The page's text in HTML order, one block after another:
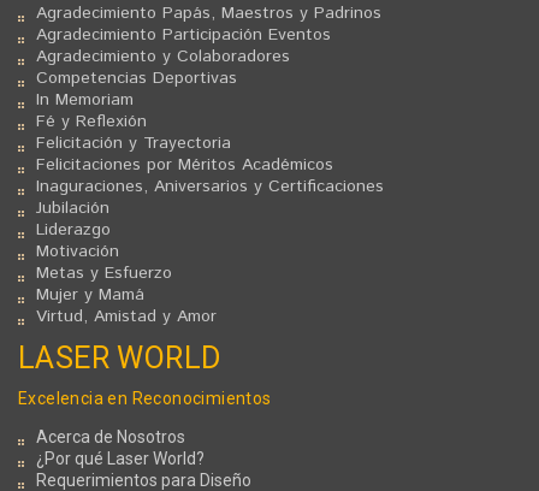
Agradecimiento Papás, Maestros y Padrinos
Agradecimiento Participación Eventos
Agradecimiento y Colaboradores
Competencias Deportivas
In Memoriam
Fé y Reflexión
Felicitación y Trayectoria
Felicitaciones por Méritos Académicos
Inaguraciones, Aniversarios y Certificaciones
Jubilación
Liderazgo
Motivación
Metas y Esfuerzo
Mujer y Mamá
Virtud, Amistad y Amor
LASER WORLD
Excelencia en Reconocimientos
Acerca de Nosotros
¿Por qué Laser World?
Requerimientos para Diseño